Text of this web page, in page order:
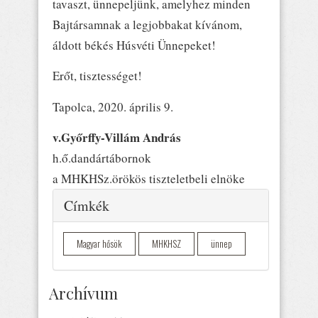
tavaszt, ünnepeljünk, amelyhez minden
Bajtársamnak a legjobbakat kívánom,
áldott békés Húsvéti Ünnepeket!
Erőt, tisztességet!
Tapolca, 2020. április 9.
v.Győrffy-Villám András
h.ő.dandártábornok
a MHKHSz.örökös tiszteletbeli elnöke
Elrejtés
Címkék
Magyar hősök MHKHSZ ünnep
Archívum